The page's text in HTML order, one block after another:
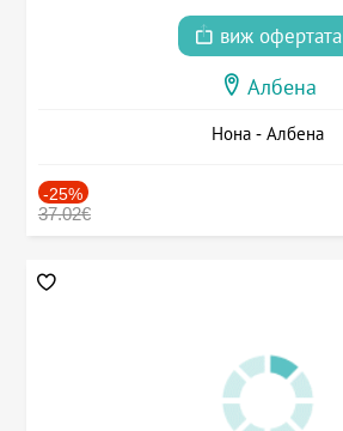
виж офертата
Албена
Нона - Албена
-25%
37.02€